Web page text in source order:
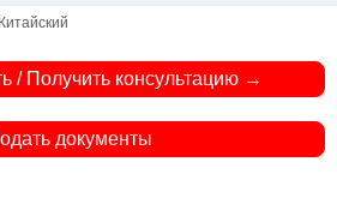
Китайский
/ Получить консультацию →
документы